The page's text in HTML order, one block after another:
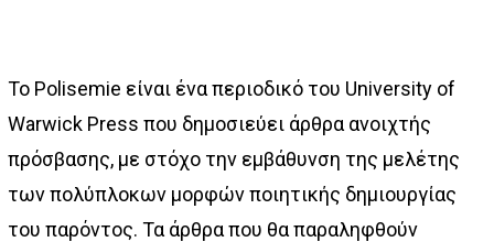
Το Polisemie είναι ένα περιοδικό του University of
Warwick Press που δημοσιεύει άρθρα ανοιχτής
πρόσβασης, με στόχο την εμβάθυνση της μελέτης
των πολύπλοκων μορφών ποιητικής δημιουργίας
του παρόντος. Τα άρθρα που θα παραληφθούν